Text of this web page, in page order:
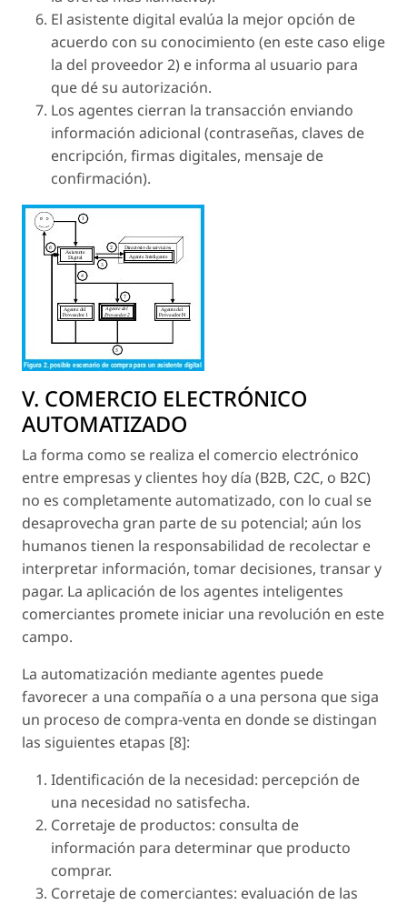
El asistente digital evalúa la mejor opción de
acuerdo con su conocimiento (en este caso elige
la del proveedor 2) e informa al usuario para
que dé su autorización.
Los agentes cierran la transacción enviando
información adicional (contraseñas, claves de
encripción, firmas digitales, mensaje de
confirmación).
V. COMERCIO ELECTRÓNICO
AUTOMATIZADO
La forma como se realiza el comercio electrónico
entre empresas y clientes hoy día (B2B, C2C, o B2C)
no es completamente automatizado, con lo cual se
desaprovecha gran parte de su potencial; aún los
humanos tienen la responsabilidad de recolectar e
interpretar información, tomar decisiones, transar y
pagar. La aplicación de los agentes inteligentes
comerciantes promete iniciar una revolución en este
campo.
La automatización mediante agentes puede
favorecer a una compañía o a una persona que siga
un proceso de compra-venta en donde se distingan
las siguientes etapas [8]:
Identificación de la necesidad: percepción de
una necesidad no satisfecha.
Corretaje de productos: consulta de
información para determinar que producto
comprar.
Corretaje de comerciantes: evaluación de las